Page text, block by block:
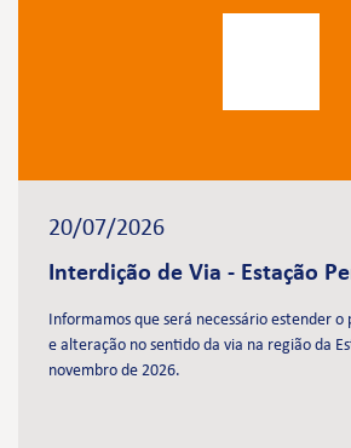
20/07/2026
Interdição de Via - Estação
Informamos que será necessário estender o
e alteração no sentido da via na região da
novembro de 2026.